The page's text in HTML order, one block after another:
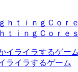
ｔｉｎｇＣｏｒｅｓ
ライラするゲーム